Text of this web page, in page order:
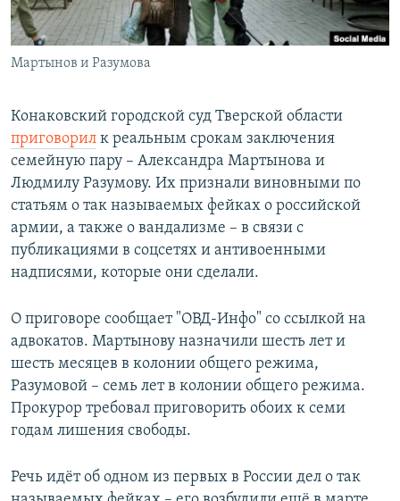
Все сайты РСЕ/РС
Мартынов и Разумова
Конаковский городской суд Тверской области
приговорил к реальным срокам заключения
семейную пару – Александра Мартынова и
Людмилу Разумову. Их признали виновными по
статьям о так называемых фейках о российской
армии, а также о вандализме – в связи с
публикациями в соцсетях и антивоенными
надписями, которые они сделали.
О приговоре сообщает "ОВД-Инфо" со ссылкой на
адвокатов. Мартынову назначили шесть лет и
шесть месяцев в колонии общего режима,
Разумовой – семь лет в колонии общего режима.
Прокурор требовал приговорить обоих к семи
годам лишения свободы.
Речь идёт об одном из первых в России дел о так